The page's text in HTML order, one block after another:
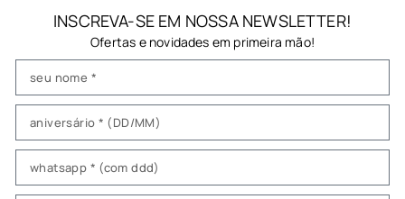
INSCREVA-SE EM NOSSA NEWSLETTER!
Ofertas e novidades em primeira mão!